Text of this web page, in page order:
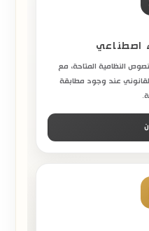
اصطناعي
النظامية المتاحة، مع
القانوني عند وجود مطابقة